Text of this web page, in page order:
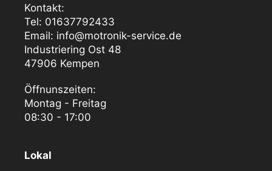
Kontakt:
Tel: 01637792433
Email: info@motronik-service.de
Industriering Ost 48
47906 Kempen
Öffnunszeiten:
Montag - Freitag
08:30 - 17:00
Lokal